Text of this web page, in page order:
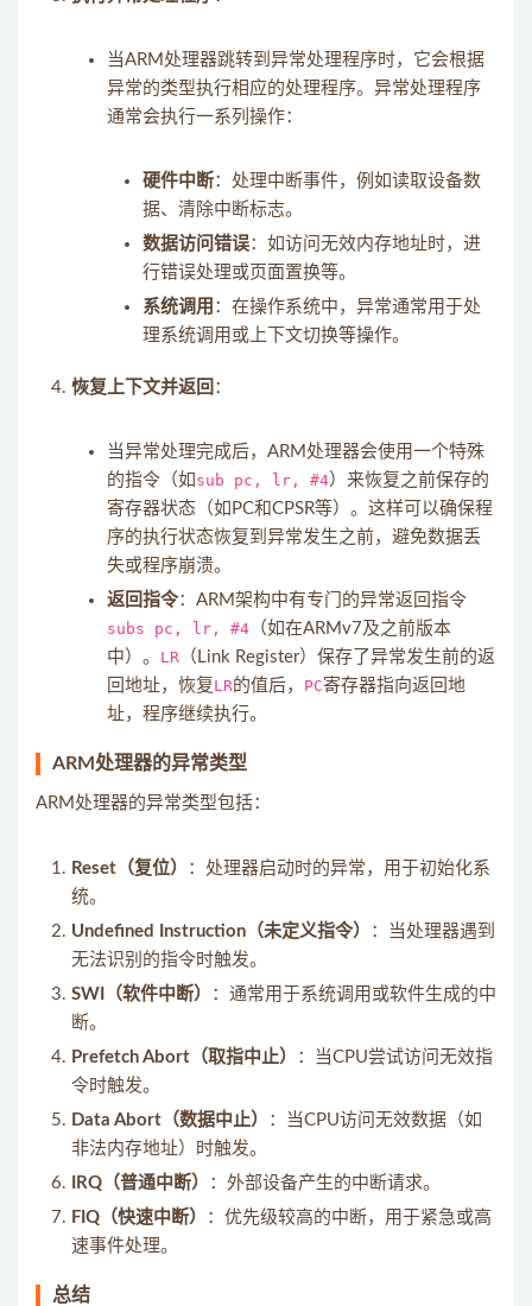
当ARM处理器跳转到异常处理程序时，它会根据
异常的类型执行相应的处理程序。异常处理程序
通常会执行一系列操作：
硬件中断：处理中断事件，例如读取设备数
据、清除中断标志。
数据访问错误：如访问无效内存地址时，进
行错误处理或页面置换等。
系统调用 ：在操作系统中，异常通常用于处
理系统调用或上下文切换等操作。
恢复上下文并返回 ：
当异常处理完成后，ARM处理器会使用一个特殊
的指令（如 sub pc, lr, #4）来恢复之前保存的
寄存器状态（如PC和CPSR等）。这样可以确保程
序的执行状态恢复到异常发生之前，避免数据丢
失或程序崩溃。
返回指令：ARM架构中有专门的异常返回指令
subs pc, lr, #4 （如在ARMv7及之前版本
中）。 LR （Link Register）保存了异常发生前的返
回地址，恢复 LR的值后， PC寄存器指向返回地
址，程序继续执行。
ARM处理器的异常类型
ARM处理器的异常类型包括：
Reset（复位）
：处理器启动时的异常，用于初始化系
统。
Undefined Instruction（未定义指令）
：当处理器遇到
无法识别的指令时触发。
SWI（软件中断）
：通常用于系统调用或软件生成的中
断。
Prefetch Abort（取指中止）
：当CPU尝试访问无效指
令时触发。
Data Abort（数据中止）
：当CPU访问无效数据（如
非法内存地址）时触发。
IRQ（普通中断）
：外部设备产生的中断请求。
FIQ（快速中断）
：优先级较高的中断，用于紧急或高
速事件处理。
总结